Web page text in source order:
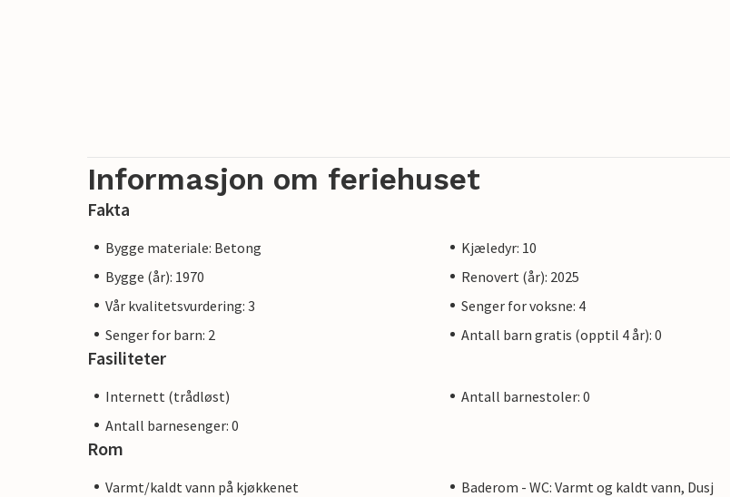
Informasjon om feriehuset
Fakta
Bygge materiale: Betong
Kjæledyr: 10
Bygge (år): 1970
Renovert (år): 2025
Vår kvalitetsvurdering: 3
Senger for voksne: 4
Senger for barn: 2
Antall barn gratis (opptil 4 år): 0
Fasiliteter
Internett (trådløst)
Antall barnestoler: 0
Antall barnesenger: 0
Rom
Varmt/kaldt vann på kjøkkenet
Baderom - WC: Varmt og kaldt vann, Dusj